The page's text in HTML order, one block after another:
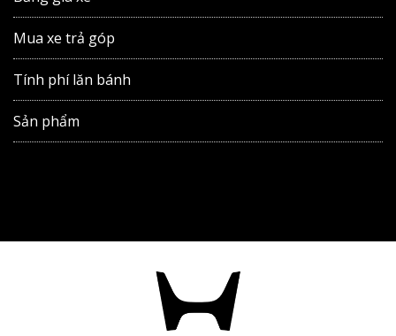
Mua xe trả góp
Tính phí lăn bánh
Sản phẩm